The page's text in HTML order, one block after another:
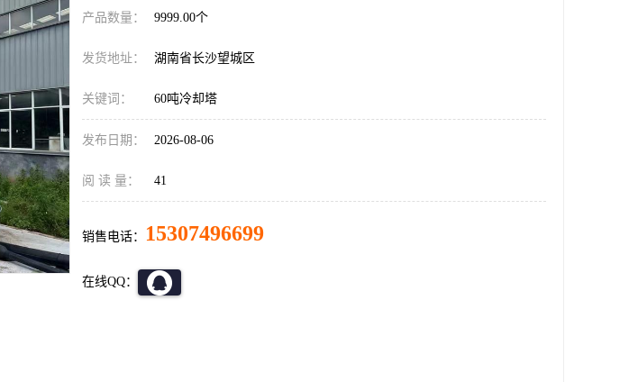
产品数量： 9999.00个
发货地址： 湖南省长沙望城区
关键词： 60吨冷却塔
发布日期： 2026-08-06
阅 读 量： 41
销售电话： 15307496699
在线QQ：